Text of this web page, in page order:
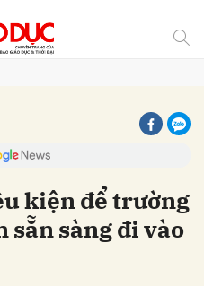
kiện để trường
sàng đi vào